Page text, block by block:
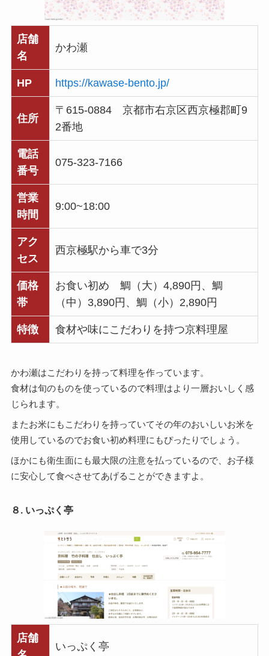
店舗
名
かわ瀬
HP https://kawase-bento.jp/
住所
〒615-0884 京都市右京区西京極郡町9
2番地
電話
番号
075-323-7166
営業
時間
9:00~18:00
アク
セス
西京極駅から車で3分
価格
帯
お食い初め 鯛（大）4,890円、鯛
（中）3,890円、鯛（小）2,890円
特徴 食材や味にこだわりを持つ京料理屋
かわ瀬はこだわりを持って料理を作っています。
食材は旬のものを使っているので料理はより一層おいしく感
じられます。
またお米にもこだわりを持っていてその年のおいしいお米を
使用しているのでお食い初め料理にもぴったりでしょう。
ほかにも衛生面にも最大限の注意を払っているので、お子様
に安心して食べさせてあげることができますよ。
８. いっぷく亭
店舗
いっぷく亭